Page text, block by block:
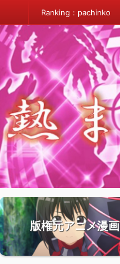
Ranking：pachinko
版権元アニメ漫画